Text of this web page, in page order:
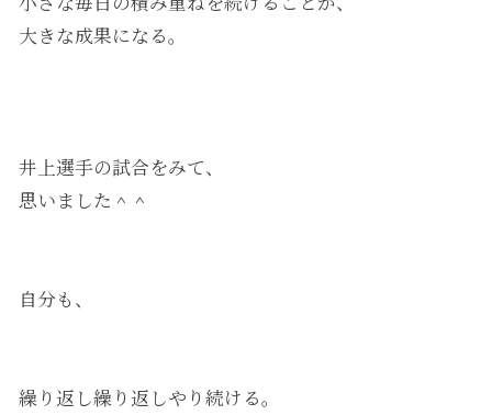
大きな成果になる。
井上選手の試合をみて、
思いました＾＾
自分も、
繰り返し繰り返しやり続ける。